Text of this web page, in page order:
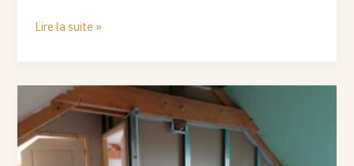
Lire la suite »
chambres
des